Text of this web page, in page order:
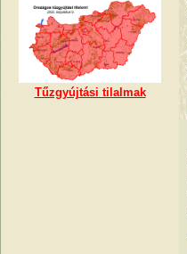
Tűzgyújtási tilalmak